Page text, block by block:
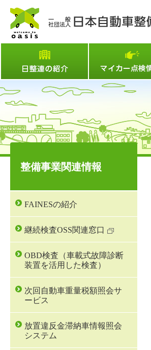
整備事業関連情報
FAINESの紹介
継続検査OSS関連窓口
OBD検査（車載式故障診断
装置を活用した検査）
次回自動車重量税額照会サ
ービス
放置違反金滞納車情報照会
システム